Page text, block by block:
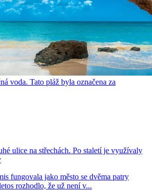
voda. Tato pláž byla označena za
ulice na střechách. Po staletí je využívaly
fungovala jako město se dvěma patry
rozhodlo, že už není v...